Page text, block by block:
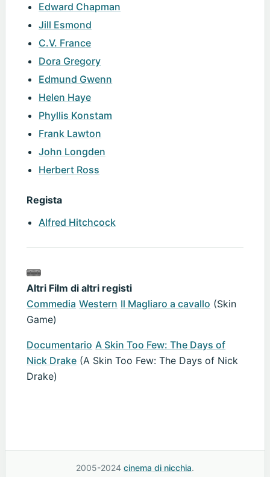
Edward Chapman
Jill Esmond
C.V. France
Dora Gregory
Edmund Gwenn
Helen Haye
Phyllis Konstam
Frank Lawton
John Longden
Herbert Ross
Regista
Alfred Hitchcock
Altri Film di altri registi
Commedia Western Il Magliaro a cavallo (Skin
Game)
Documentario A Skin Too Few: The Days of
Nick Drake (A Skin Too Few: The Days of Nick
Drake)
2005-2024 cinema di nicchia.